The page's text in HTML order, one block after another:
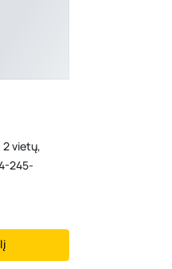
2 vietų,
245-